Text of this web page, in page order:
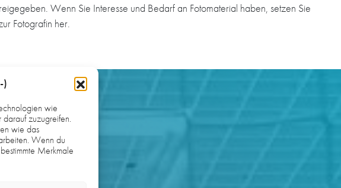
)
wie
zuzugreifen.
wie das
Wenn du
Merkmale
Wenn Sie Interesse und Bedarf an Fotomaterial haben, setzen Sie
Fotografin her.